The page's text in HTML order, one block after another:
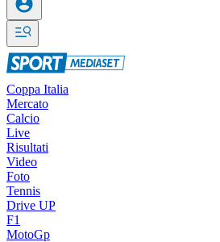
Coppa Italia
Mercato
Calcio
Live
Risultati
Video
Foto
Tennis
Drive UP
F1
MotoGp